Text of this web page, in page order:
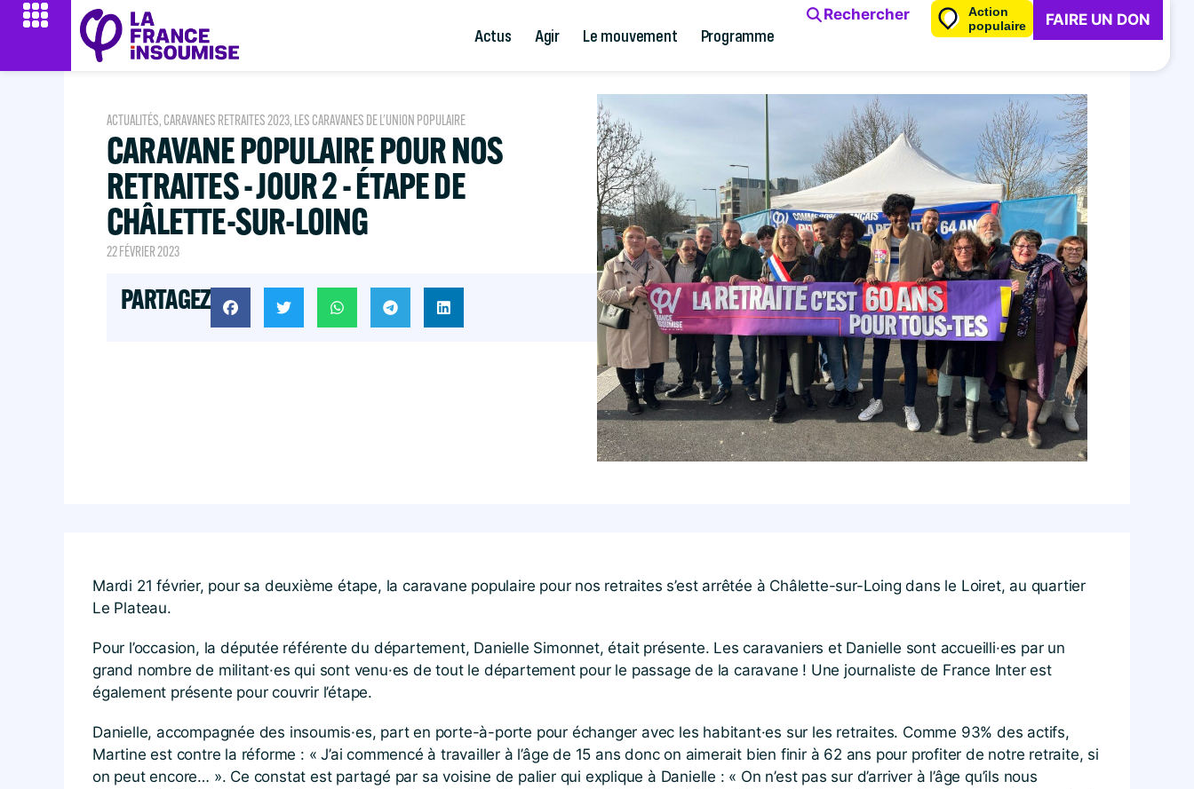
Actus Agir Le mouvement Programme
Rechercher
Action
populaire
FAIRE UN DON
ACTUALITÉS, CARAVANES RETRAITES 2023, LES CARAVANES DE L'UNION POPULAIRE
CARAVANE POPULAIRE POUR NOS
RETRAITES - JOUR 2 - ÉTAPE DE
CHÂLETTE-SUR-LOING
22 FÉVRIER 2023
PARTAGEZ
Mardi 21 février, pour sa deuxième étape, la caravane populaire pour nos retraites s’est arrêtée à Châlette-sur-Loing dans le Loiret, au quartier
Le Plateau.
Pour l’occasion, la députée référente du département, Danielle Simonnet, était présente. Les caravaniers et Danielle sont accueilli·es par un
grand nombre de militant·es qui sont venu·es de tout le département pour le passage de la caravane ! Une journaliste de France Inter est
également présente pour couvrir l’étape.
Danielle, accompagnée des insoumis·es, part en porte-à-porte pour échanger avec les habitant·es sur les retraites. Comme 93% des actifs,
Martine est contre la réforme : « J’ai commencé à travailler à l’âge de 15 ans donc on aimerait bien finir à 62 ans pour profiter de notre retraite, si
on peut encore… ». Ce constat est partagé par sa voisine de palier qui explique à Danielle : « On n’est pas sur d’arriver à l’âge qu’ils nous